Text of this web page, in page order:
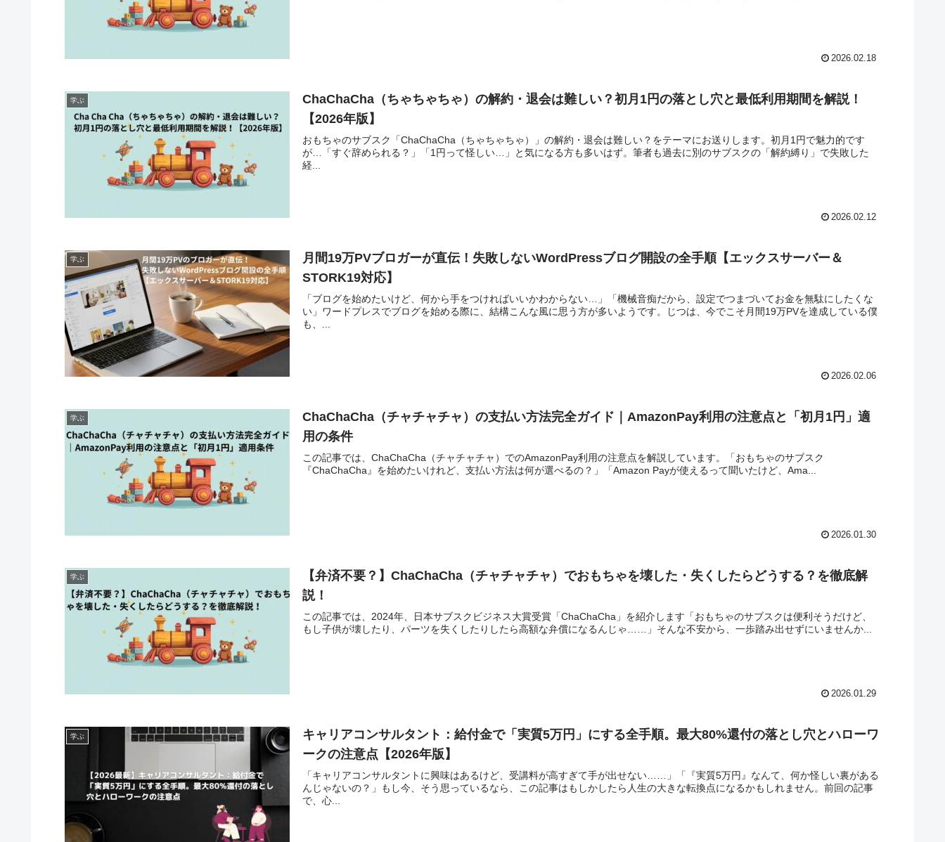
2026.02.18
学ぶ
ChaChaCha（ちゃちゃちゃ）の解約・退会は難しい？初月1円の落とし穴と最低利用期間を解説！
【2026年版】
おもちゃのサブスク「ChaChaCha（ちゃちゃちゃ）」の解約・退会は難しい？をテーマにお送りします。初月1円で魅力的です
が…「すぐ辞められる？」「1円って怪しい…」と気になる方も多いはず。筆者も過去に別のサブスクの「解約縛り」で失敗した
経...
2026.02.12
学ぶ
月間19万PVブロガーが直伝！失敗しないWordPressブログ開設の全手順【エックスサーバー＆
STORK19対応】
「ブログを始めたいけど、何から手をつければいいかわからない…」「機械音痴だから、設定でつまづいてお金を無駄にしたくな
い」ワードプレスでブログを始める際に、結構こんな風に思う方が多いようです。じつは、今でこそ月間19万PVを達成している僕
も、...
2026.02.06
学ぶ
ChaChaCha（チャチャチャ）の支払い方法完全ガイド｜AmazonPay利用の注意点と「初月1円」適
用の条件
この記事では、ChaChaCha（チャチャチャ）でのAmazonPay利用の注意点を解説しています。「おもちゃのサブスク
『ChaChaCha』を始めたいけれど、支払い方法は何が選べるの？」「Amazon Payが使えるって聞いたけど、Ama...
2026.01.30
学ぶ
【弁済不要？】ChaChaCha（チャチャチャ）でおもちゃを壊した・失くしたらどうする？を徹底解
説！
この記事では、2024年、日本サブスクビジネス大賞受賞「ChaChaCha」を紹介します「おもちゃのサブスクは便利そうだけど、
もし子供が壊したり、パーツを失くしたりしたら高額な弁償になるんじゃ……」そんな不安から、一歩踏み出せずにいませんか...
2026.01.29
学ぶ
キャリアコンサルタント：給付金で「実質5万円」にする全手順。最大80%還付の落とし穴とハローワ
ークの注意点【2026年版】
「キャリアコンサルタントに興味はあるけど、受講料が高すぎて手が出せない……」「『実質5万円』なんて、何か怪しい裏がある
んじゃないの？」もし今、そう思っているなら、この記事はもしかしたら人生の大きな転換点になるかもしれません。前回の記事
で、心...